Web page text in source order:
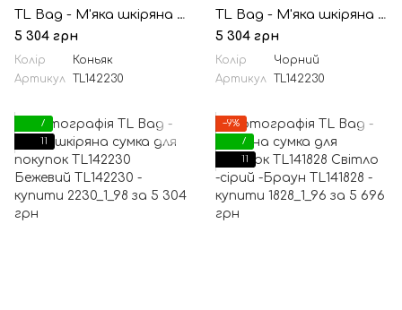
TL Bag - М'яка шкіряна сумка для покупок TL142230 COGNAC
5 304 грн
Колір
Коньяк
Артикул
TL142230
TL Bag - М'яка шкіряна сумка для покупок TL142230 Чорний
5 304 грн
Колір
Чорний
Артикул
TL142230
7
11
−9%
7
11